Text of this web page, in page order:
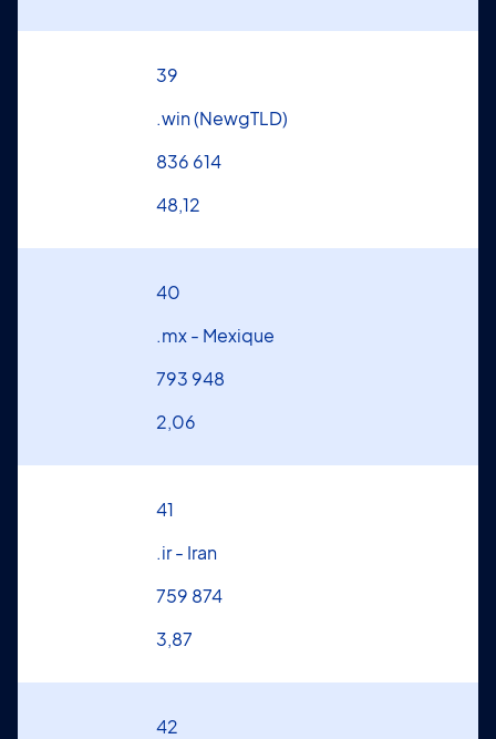
39
.win (NewgTLD)
836 614
48,12
40
.mx - Mexique
793 948
2,06
41
.ir - Iran
759 874
3,87
42